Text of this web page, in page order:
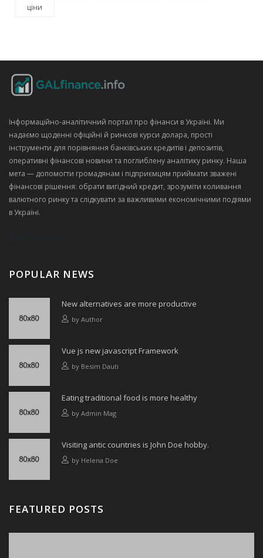
ціни
Інформаційно‑аналітичний портал про фінанси в Україні. Ми
надаємо щоденні офіційні й ринкові курси долара, прості
інструменти для порівняння банківських кредитів і депозитів,
оперативні фінансові новини та поглиблену аналітику ринку. Наша
мета — допомогти громадянам і підприємцям приймати зважені
фінансові рішення: обрати вигідний кредит, зрозуміти коливання
валютного ринку та слідкувати за важливими економічними подіями
в Україні.
POPULAR NEWS
New alternatives are more productive
by Author
Vue js new javascript Framework
by Besim Dauti
Eating traditional food is more healthy
by Admin Mag
Visiting antic countries is John Doe hobby.
by Helena Doe
FEATURED POSTS